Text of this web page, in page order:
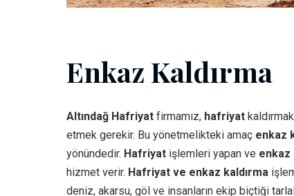
Enkaz Kaldırma
Altındağ Hafriyat firmamız, hafriyat
etmek gerekir. Bu yönetmelikteki amaç enkaz
yönündedir. Hafriyat işlemleri yapan ve enkaz
hizmet verir. Hafriyat ve enkaz kaldırma
deniz, akarsu, göl ve insanların ekip biçtiği